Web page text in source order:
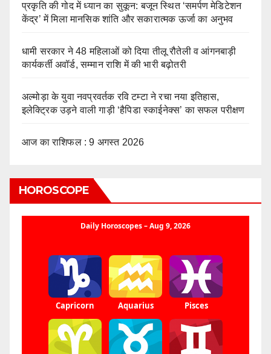
प्रकृति की गोद में ध्यान का सुकून: बजून स्थित ‘समर्पण मेडिटेशन
केंद्र’ में मिला मानसिक शांति और सकारात्मक ऊर्जा का अनुभव
धामी सरकार ने 48 महिलाओं को दिया तीलू रौतेली व आंगनबाड़ी
कार्यकर्ती अवॉर्ड, सम्मान राशि में की भारी बढ़ोतरी
अल्मोड़ा के युवा नवप्रवर्तक रवि टम्टा ने रचा नया इतिहास,
इलेक्ट्रिक उड़ने वाली गाड़ी ‘हैपिडा स्काईनेक्स’ का सफल परीक्षण
आज का राशिफल : 9 अगस्त 2026
HOROSCOPE